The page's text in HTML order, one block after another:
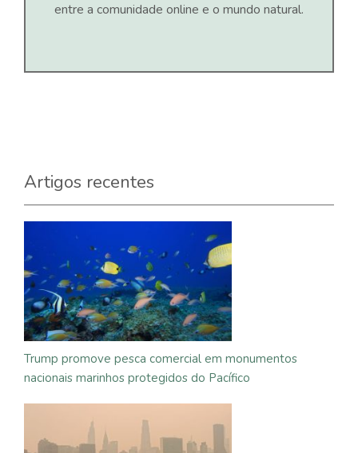
entre a comunidade online e o mundo natural.
Artigos recentes
Trump promove pesca comercial em monumentos
nacionais marinhos protegidos do Pacífico